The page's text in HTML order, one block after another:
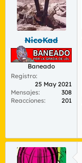
NicoKad
Baneado
Registro
25 May 2021
Mensajes
308
Reacciones
201